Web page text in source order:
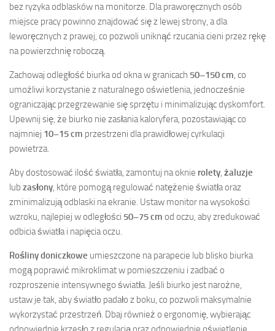
bez ryzyka odblasków na monitorze. Dla praworęcznych osób
miejsce pracy powinno znajdować się z lewej strony, a dla
leworęcznych z prawej, co pozwoli uniknąć rzucania cieni przez rękę
na powierzchnię roboczą.
Zachowaj odległość biurka od okna w granicach 50–150 cm , co
umożliwi korzystanie z naturalnego oświetlenia, jednocześnie
ograniczając przegrzewanie się sprzętu i minimalizując dyskomfort.
Upewnij się, że biurko nie zasłania kaloryfera, pozostawiając co
najmniej 10–15 cm przestrzeni dla prawidłowej cyrkulacji
powietrza.
Aby dostosować ilość światła, zamontuj na oknie rolety żaluzje
lub zasłony , które pomogą regulować natężenie światła oraz
zminimalizują odblaski na ekranie. Ustaw monitor na wysokości
wzroku, najlepiej w odległości 50–75 cm od oczu, aby zredukować
odbicia światła i napięcia oczu.
Rośliny doniczkowe umieszczone na parapecie lub blisko biurka
mogą poprawić mikroklimat w pomieszczeniu i zadbać o
rozproszenie intensywnego światła. Jeśli biurko jest narożne,
ustaw je tak, aby światło padało z boku, co pozwoli maksymalnie
wykorzystać przestrzeń. Dbaj również o ergonomię, wybierając